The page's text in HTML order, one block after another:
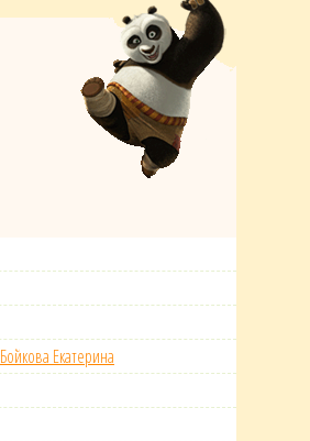
Бойкова Екатерина